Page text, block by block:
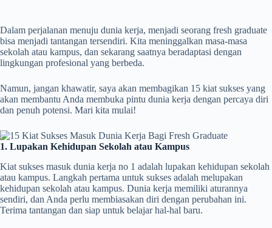
Dalam perjalanan menuju dunia kerja, menjadi seorang fresh graduate
bisa menjadi tantangan tersendiri. Kita meninggalkan masa-masa
sekolah atau kampus, dan sekarang saatnya beradaptasi dengan
lingkungan profesional yang berbeda.
Namun, jangan khawatir, saya akan membagikan 15 kiat sukses yang
akan membantu Anda membuka pintu dunia kerja dengan percaya diri
dan penuh potensi. Mari kita mulai!
1. Lupakan Kehidupan Sekolah atau Kampus
Kiat sukses masuk dunia kerja no 1 adalah lupakan kehidupan sekolah
atau kampus. Langkah pertama untuk sukses adalah melupakan
kehidupan sekolah atau kampus. Dunia kerja memiliki aturannya
sendiri, dan Anda perlu membiasakan diri dengan perubahan ini.
Terima tantangan dan siap untuk belajar hal-hal baru.